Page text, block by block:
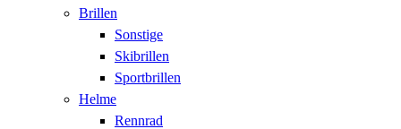
Brillen
Sonstige
Skibrillen
Sportbrillen
Helme
Rennrad